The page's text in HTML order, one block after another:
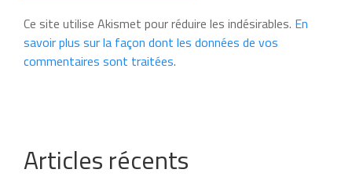
Ce site utilise Akismet pour réduire les indésirables. En
savoir plus sur la façon dont les données de vos
commentaires sont traitées.
Articles récents